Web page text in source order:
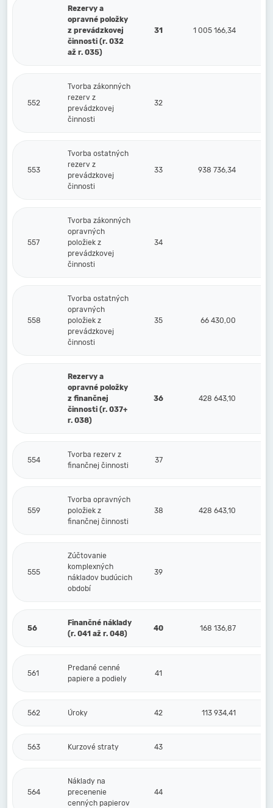
Rezervy a
opravné položky
z prevádzkovej
činnosti (r. 032
až r. 035)
31 1 005 166,34
552
Tvorba zákonných
rezerv z
prevádzkovej
činnosti
32
553
Tvorba ostatných
rezerv z
prevádzkovej
činnosti
33 938 736,34
557
Tvorba zákonných
opravných
položiek z
prevádzkovej
činnosti
34
558
Tvorba ostatných
opravných
položiek z
prevádzkovej
činnosti
35 66 430,00
Rezervy a
opravné položky
z finančnej
činnosti (r. 037+
r. 038)
36 428 643,10
554
Tvorba rezerv z
finančnej činnosti
37
559
Tvorba opravných
položiek z
finančnej činnosti
38 428 643,10
555
Zúčtovanie
komplexných
nákladov budúcich
období
39
56
Finančné náklady
(r. 041 až r. 048)
40 168 136,87
561
Predané cenné
papiere a podiely
41
562 Úroky 42 113 934,41
563 Kurzové straty 43
564
Náklady na
precenenie
cenných papierov
44